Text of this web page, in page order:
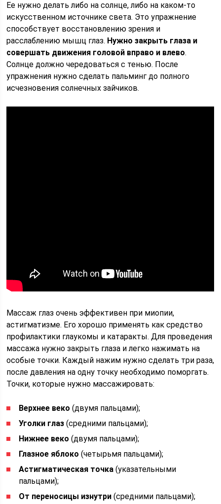
Ее нужно делать либо на солнце, либо на каком-то
искусственном источнике света. Это упражнение
способствует восстановлению зрения и
расслаблению мышц глаз. Нужно закрыть глаза и
совершать движения головой вправо и влево.
Солнце должно чередоваться с тенью. После
упражнения нужно сделать пальминг до полного
исчезновения солнечных зайчиков.
Массаж глаз очень эффективен при миопии,
астигматизме. Его хорошо применять как средство
профилактики глаукомы и катаракты. Для проведения
массажа нужно закрыть глаза и легко нажимать на
особые точки. Каждый нажим нужно сделать три раза,
после давления на одну точку необходимо поморгать.
Точки, которые нужно массажировать:
Верхнее веко (двумя пальцами);
Уголки глаз (средними пальцами);
Нижнее веко (двумя пальцами);
Глазное яблоко (четырьмя пальцами);
Астигматическая точка (указательными
пальцами);
От переносицы изнутри (средними пальцами);